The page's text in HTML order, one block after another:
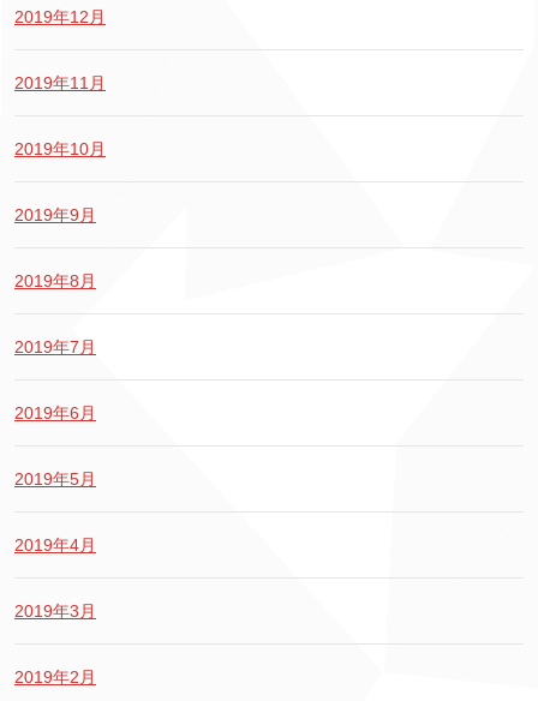
2019年12月
2019年11月
2019年10月
2019年9月
2019年8月
2019年7月
2019年6月
2019年5月
2019年4月
2019年3月
2019年2月